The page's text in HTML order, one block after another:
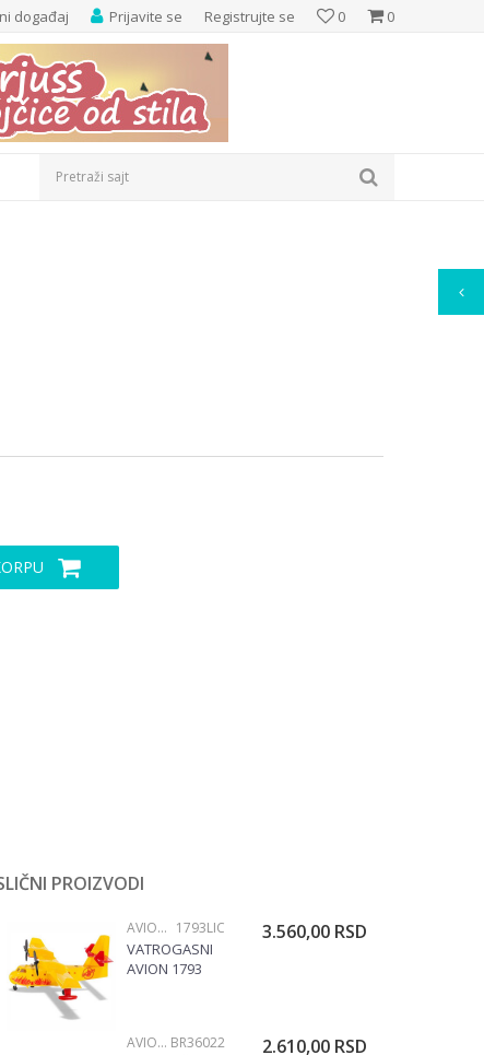
0
0
Prijavite se Registrujte se
događaj
Pretraži sajt
PROIZVODI
AVIONI I HELIKOPTERI 1793LIC
VATROGASNI
AVION 1793
3.560,00 RSD
AVIONI I HELIKOPTERI BR36022 2.610,00 RSD